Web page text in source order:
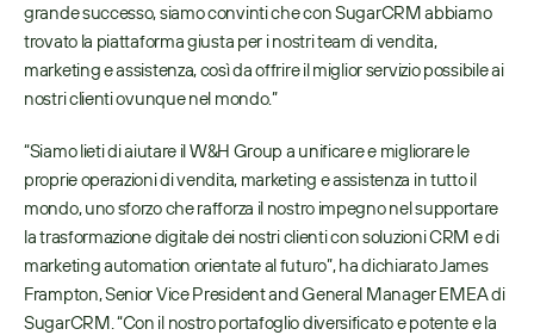
grande successo, siamo convinti che con SugarCRM abbiamo
trovato la piattaforma giusta per i nostri team di vendita,
marketing e assistenza, così da offrire il miglior servizio possibile ai
nostri clienti ovunque nel mondo.”
“Siamo lieti di aiutare il W&H Group a unificare e migliorare le
proprie operazioni di vendita, marketing e assistenza in tutto il
mondo, uno sforzo che rafforza il nostro impegno nel supportare
la trasformazione digitale dei nostri clienti con soluzioni CRM e di
marketing automation orientate al futuro”, ha dichiarato James
Frampton, Senior Vice President and General Manager EMEA di
SugarCRM. “Con il nostro portafoglio diversificato e potente e la